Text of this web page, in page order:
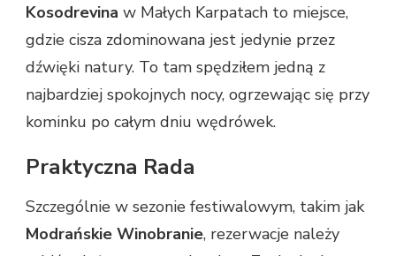
Kosodrevina w Małych Karpatach to miejsce,
gdzie cisza zdominowana jest jedynie przez
dźwięki natury. To tam spędziłem jedną z
najbardziej spokojnych nocy, ogrzewając się przy
kominku po całym dniu wędrówek.
Praktyczna Rada
Szczególnie w sezonie festiwalowym, takim jak
Modrańskie Winobranie, rezerwacje należy